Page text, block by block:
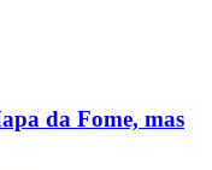
da Fome, mas